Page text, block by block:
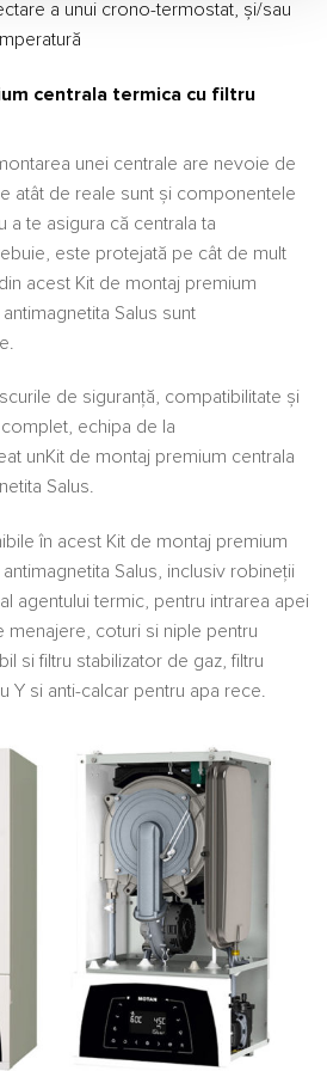
a unui crono-termostat, și/sau
centrala termica cu filtru
unei centrale are nevoie de
atât de reale sunt și componentele
a te asigura că centrala ta
este protejată pe cât de mult
acest Kit de montaj premium
Salus sunt
de siguranță, compatibilitate și
echipa de la
unKit de montaj premium centrala
Salus.
în acest Kit de montaj premium
Salus, inclusiv robineții
agentului termic, pentru intrarea apei
menajere, coturi si niple pentru
si filtru stabilizator de gaz, filtru
Y si anti-calcar pentru apa rece.